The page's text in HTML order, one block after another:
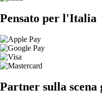
Pensato per l'Italia
Partner sulla scena